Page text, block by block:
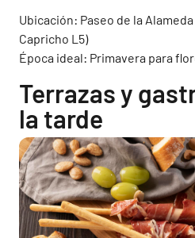
Ubicación: Paseo de la
Capricho L5)
Época ideal: Primavera para
Terrazas y
la tarde